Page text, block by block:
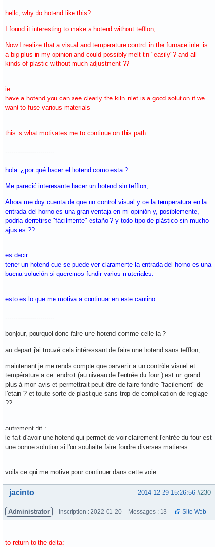
hello, why do hotend like this?
I found it interesting to make a hotend without tefflon,
Now I realize that a visual and temperature control in the furnace inlet is
a big plus in my opinion and could possibly melt tin "easily"? and all
kinds of plastic without much adjustment ??
ie:
have a hotend you can see clearly the kiln inlet is a good solution if we
want to fuse various materials.
this is what motivates me to continue on this path.
-------------------------
hola, ¿por qué hacer el hotend como esta ?
Me pareció interesante hacer un hotend sin tefflon,
Ahora me doy cuenta de que un control visual y de la temperatura en la
entrada del horno es una gran ventaja en mi opinión y, posiblemente,
podría derretirse "fácilmente" estaño ? y todo tipo de plástico sin mucho
ajustes ??
es decir:
tener un hotend que se puede ver claramente la entrada del horno es una
buena solución si queremos fundir varios materiales.
esto es lo que me motiva a continuar en este camino.
-------------------------
bonjour, pourquoi donc faire une hotend comme celle la ?
au depart j'ai trouvé cela intéressant de faire une hotend sans tefflon,
maintenant je me rends compte que parvenir a un contrôle visuel et
température a cet endroit (au niveau de l'entrée du four ) est un grand
plus à mon avis et permettrait peut-être de faire fondre "facilement" de
l'etain ? et toute sorte de plastique sans trop de complication de reglage
??
autrement dit :
le fait d'avoir une hotend qui permet de voir clairement l'entrée du four est
une bonne solution si l'on souhaite faire fondre diverses matieres.
voila ce qui me motive pour continuer dans cette voie.
Hors ligne #230
2014-12-29 15:26:56
jacinto
Administrator Inscription : 2022-01-20 Messages : 13 Site Web
to return to the delta: